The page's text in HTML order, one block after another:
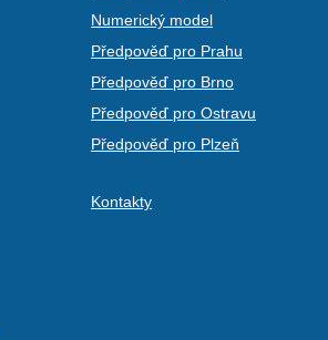
Numerický model
Předpověď pro Prahu
Předpověď pro Brno
Předpověď pro Ostravu
Předpověď pro Plzeň
Kontakty